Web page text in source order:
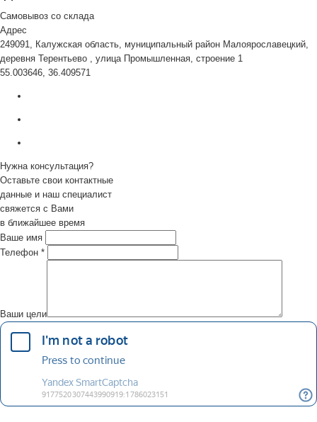
Самовывоз со склада
Адрес
249091, Калужская область, муниципальный район Малоярославецкий,
деревня Терентьево , улица Промышленная, строение 1
55.003646, 36.409571
Нужна консультация?
Оставьте свои контактные
данные и наш специалист
свяжется с Вами
в ближайшее время
Ваше имя
Телефон *
Ваши цели